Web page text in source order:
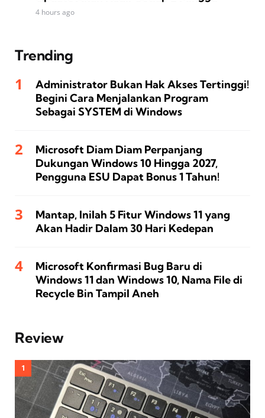
4 hours ago
Trending
Administrator Bukan Hak Akses Tertinggi!
Begini Cara Menjalankan Program
Sebagai SYSTEM di Windows
Microsoft Diam Diam Perpanjang
Dukungan Windows 10 Hingga 2027,
Pengguna ESU Dapat Bonus 1 Tahun!
Mantap, Inilah 5 Fitur Windows 11 yang
Akan Hadir Dalam 30 Hari Kedepan
Microsoft Konfirmasi Bug Baru di
Windows 11 dan Windows 10, Nama File di
Recycle Bin Tampil Aneh
Review